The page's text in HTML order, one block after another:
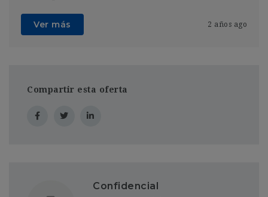
Ver más 2 años ago
Compartir esta oferta
Confidencial